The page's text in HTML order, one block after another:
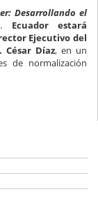
Desarrollando el
. Ecuador estará
Ejecutivo del
César Díaz, en un
de normalización